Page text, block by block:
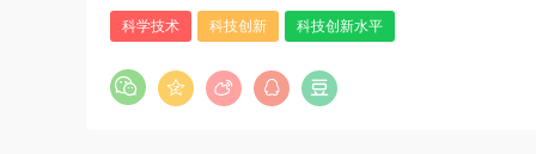
科学技术 科技创新 科技创新水平